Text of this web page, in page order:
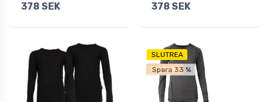
378 SEK 378 SEK
SLUTREA
Fri frakt
Spara 33 %